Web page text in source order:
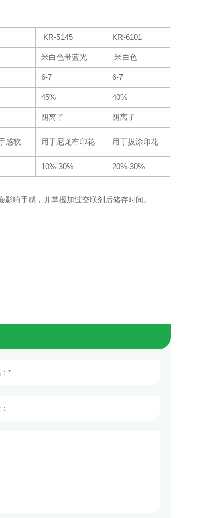
KR-5145 KR-6101
米白色带蓝光 米白色
6-7 6-7
45% 40%
阴离子 阴离子
感软 用于尼龙布印花 用于拔涂印花
10%-30% 20%-30%
响手感，并掌握加过交联剂后储存时间。